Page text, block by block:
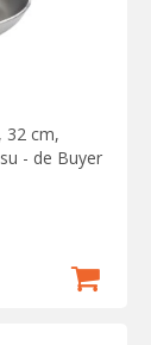
32 cm,
- de Buyer